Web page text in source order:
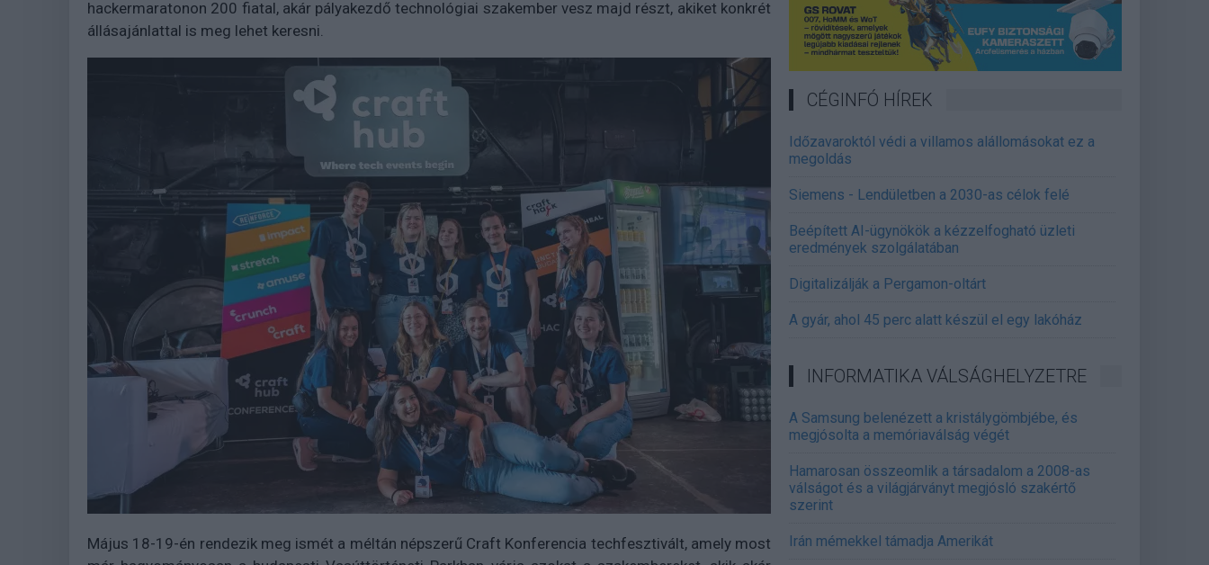
hackermaratonon 200 fiatal, akár pályakezdő technológiai szakember vesz majd részt, akiket konkrét
állásajánlattal is meg lehet keresni.
Május 18-19-én rendezik meg ismét a méltán népszerű Craft Konferencia techfesztivált, amely most
CÉGINFÓ HÍREK
Időzavaroktól védi a villamos alállomásokat ez a
megoldás
Siemens - Lendületben a 2030-as célok felé
Beépített AI-ügynökök a kézzelfogható üzleti
eredmények szolgálatában
Digitalizálják a Pergamon-oltárt
A gyár, ahol 45 perc alatt készül el egy lakóház
INFORMATIKA VÁLSÁGHELYZETRE
A Samsung belenézett a kristálygömbjébe, és
megjósolta a memóriaválság végét
Hamarosan összeomlik a társadalom a 2008-as
válságot és a világjárványt megjósló szakértő
szerint
Irán mémekkel támadja Amerikát